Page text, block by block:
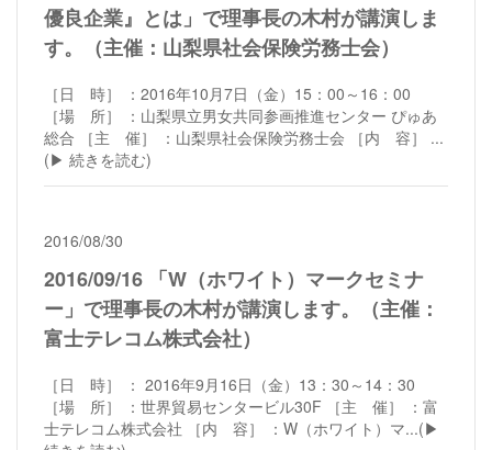
優良企業』とは」で理事長の木村が講演しま
す。（主催：山梨県社会保険労務士会）
［日 時］ ：2016年10月7日（金）15：00～16：00
［場 所］ ：山梨県立男女共同参画推進センター ぴゅあ
総合 ［主 催］ ：山梨県社会保険労務士会 ［内 容］ ...
(▶︎ 続きを読む)
2016/08/30
2016/09/16 「W（ホワイト）マークセミナ
ー」で理事長の木村が講演します。（主催：
富士テレコム株式会社）
［日 時］ ： 2016年9月16日（金）13：30～14：30
［場 所］ ：世界貿易センタービル30F ［主 催］ ：富
士テレコム株式会社 ［内 容］ ：W（ホワイト）マ...(▶︎